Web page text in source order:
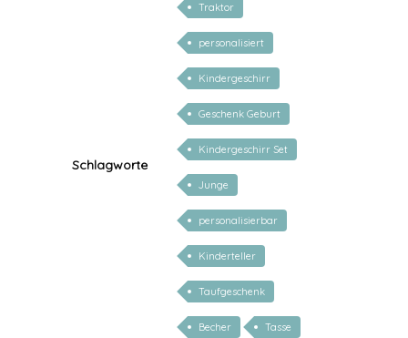
Schlagworte
Traktor
personalisiert
Kindergeschirr
Geschenk Geburt
Kindergeschirr Set
Junge
personalisierbar
Kinderteller
Taufgeschenk
Becher Tasse